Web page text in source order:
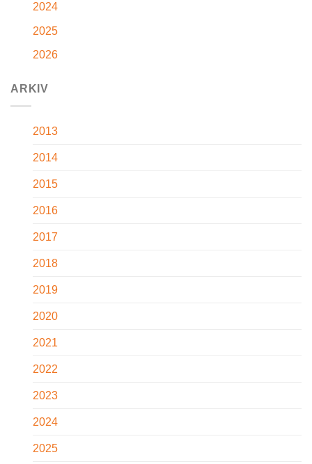
2024
2025
2026
ARKIV
2013
2014
2015
2016
2017
2018
2019
2020
2021
2022
2023
2024
2025